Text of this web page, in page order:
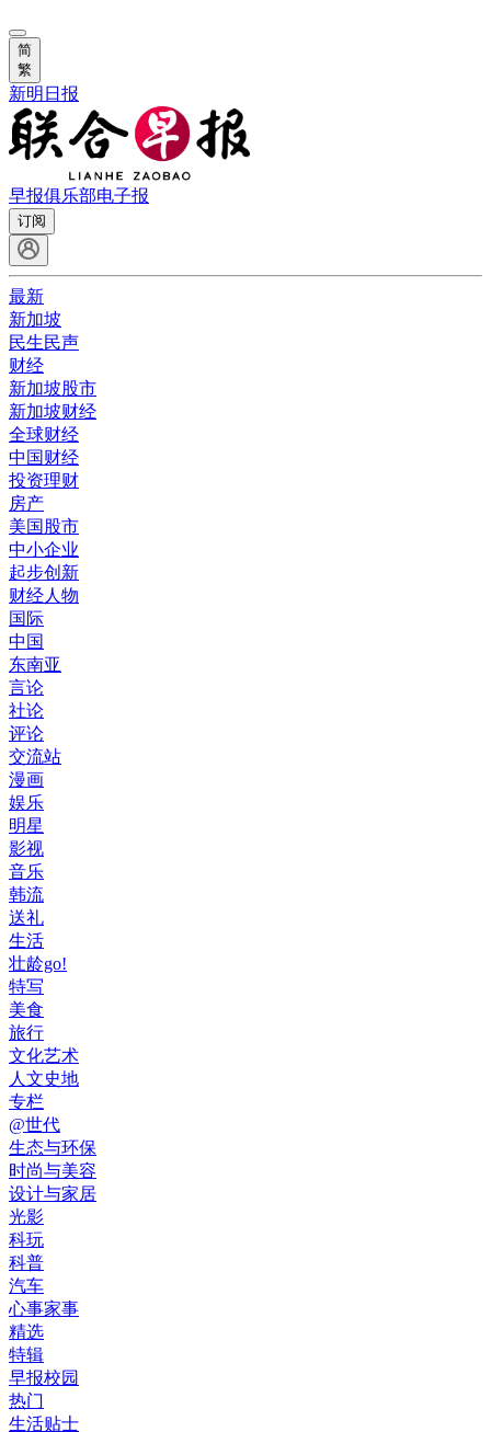
简
繁
新明日报
早报俱乐部电子报
订阅
最新
新加坡
民生民声
财经
新加坡股市
新加坡财经
全球财经
中国财经
投资理财
房产
美国股市
中小企业
起步创新
财经人物
国际
中国
东南亚
言论
社论
评论
交流站
漫画
娱乐
明星
影视
音乐
韩流
送礼
生活
壮龄go!
特写
美食
旅行
文化艺术
人文史地
专栏
@世代
生态与环保
时尚与美容
设计与家居
光影
科玩
科普
汽车
心事家事
精选
特辑
早报校园
热门
生活贴士